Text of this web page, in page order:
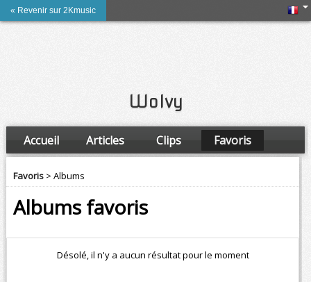
« Revenir sur 2Kmusic
Wolvy
Accueil Articles Clips
Favoris
Amis
Favoris > Albums
Albums favoris
Désolé, il n'y a aucun résultat pour le moment